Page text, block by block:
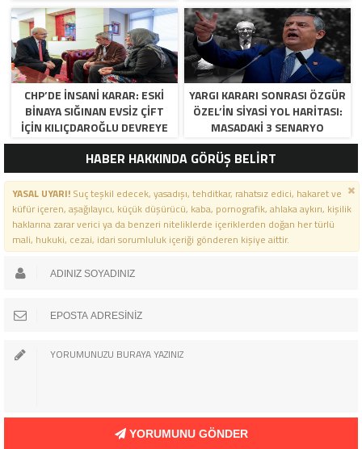
RESTI VE KURULTAY TAKVIMI!
CHP’DE İNSANI KARAR: ESKI
BINAYA SIĞINAN EVSIZ ÇIFT
İÇIN KILIÇDAROĞLU DEVREYE
GIRDI!
YARGI KARARI SONRASI ÖZGÜR
ÖZEL’IN SIYASI YOL HARITASI:
MASADAKI 3 SENARYO
HABER HAKKINDA GÖRÜŞ BELİRT
YASAL UYARI!Suç teşkil edecek, yasadışı, tehditkar, rahatsız edici, hakaret ve
küfür içeren, aşağılayıcı, küçük düşürücü, kaba, pornografik, ahlaka aykırı, kişilik
haklarına zarar verici ya da benzeri niteliklerde içeriklerden doğan her türlü
mali, hukuki, cezai, idari sorumluluk içeriği gönderen kişiye aittir.
YORUMUNU GÖNDER